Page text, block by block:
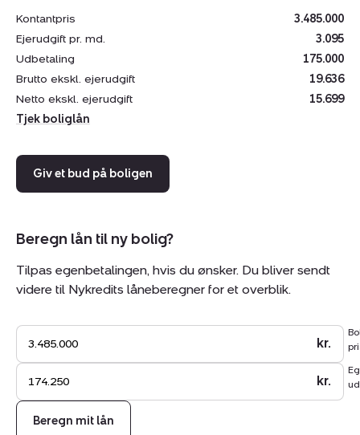
venner.
Der er også et par udhuse, så her er god plads til
haveredskaber og opbevaring.
Beliggenheden er samtidig helt ideel – du er i kort
afstand til stranden, og området indbyder til skønne
cykelture langs den hyggelige strandsti ind mod
Derudover har du også nem adgang til naturoplevelser
ved Rudolph Tegners Museum og den smukke
charme, beliggenhed og stemning.
Kontantpris
3.485.000
Ejerudgift pr. md.
3.095
Udbetaling
175.000
Brutto ekskl. ejerudgift
19.636
Netto ekskl. ejerudgift
15.699
Tjek boliglån
Giv et bud på boligen
Beregn lån til ny bolig?
Tilpas egenbetalingen, hvis du ønsker. Du bliver sendt
videre til Nykredits låneberegner for et overblik.
kr.
kr.
Beregn mit lån